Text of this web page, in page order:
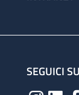
SEGUICI SU